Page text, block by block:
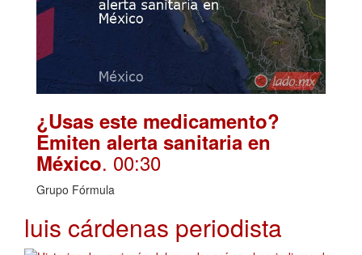
¿Usas este medicamento?
Emiten alerta sanitaria en
México. 00:30
Grupo Fórmula
luis cárdenas periodista